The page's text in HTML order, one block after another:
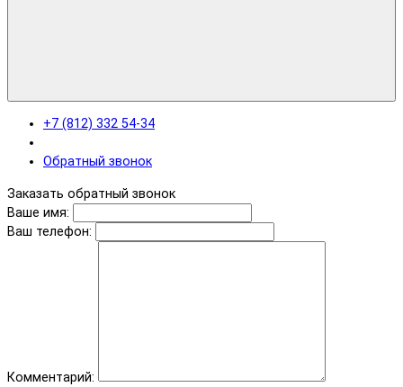
+7 (812) 332 54-34
Обратный звонок
Заказать обратный звонок
Ваше имя:
Ваш телефон:
Комментарий: